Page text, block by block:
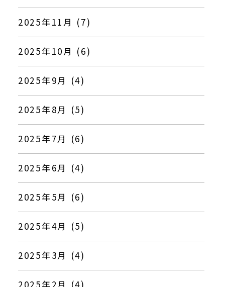
2025年11月 (7)
2025年10月 (6)
2025年9月 (4)
2025年8月 (5)
2025年7月 (6)
2025年6月 (4)
2025年5月 (6)
2025年4月 (5)
2025年3月 (4)
2025年2月 (4)